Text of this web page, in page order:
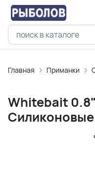
Главная Приманки
Whitebait